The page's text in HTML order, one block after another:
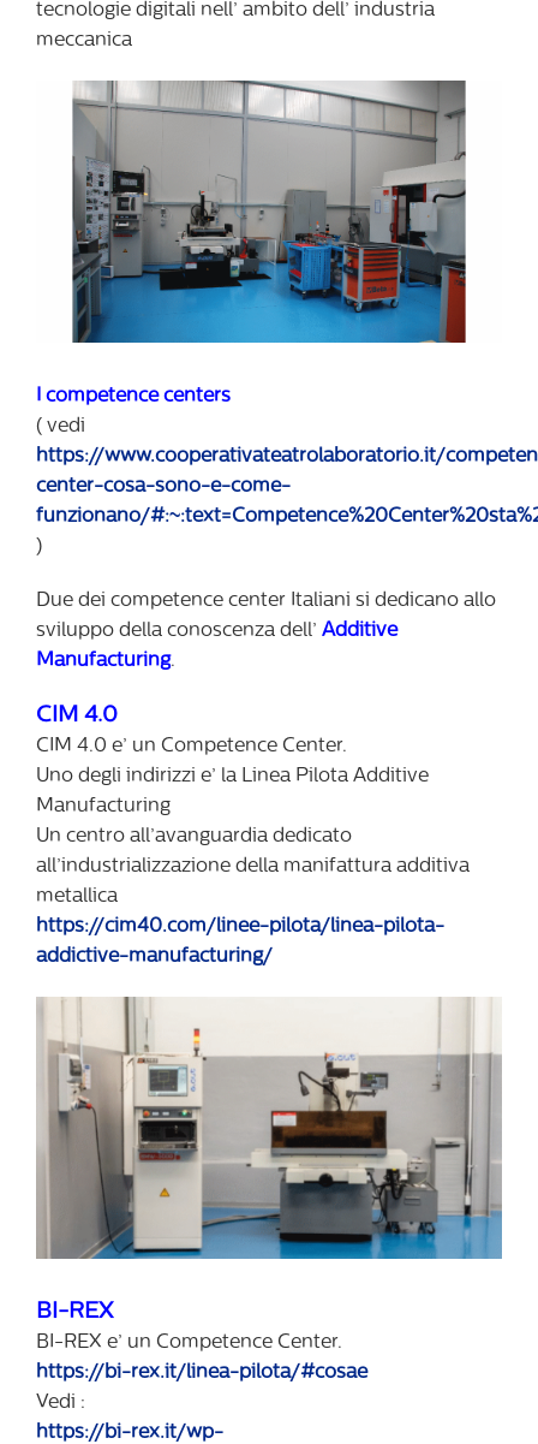
tecnologie digitali nell’ ambito dell’ industria
meccanica
I competence centers
( vedi
https://www.cooperativateatrolaboratorio.it/
center-cosa-sono-e-come-
funzionano/
)
Due dei competence center Italiani si dedicano allo
sviluppo della conoscenza dell’ Additive
Manufacturing.
CIM 4.0
CIM 4.0 e’ un Competence Center.
Uno degli indirizzi e’ la Linea Pilota Additive
Manufacturing
Un centro all’avanguardia dedicato
all’industrializzazione della manifattura additiva
metallica
https://cim40.com/linee-pilota/linea-pilota-
addictive-manufacturing/
BI-REX
BI-REX e’ un Competence Center.
https://bi-rex.it/linea-pilota/#cosae
Vedi :
https://bi-rex.it/wp-